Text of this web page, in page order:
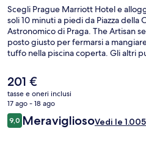
Scegli Prague Marriott Hotel e
soli 10 minuti a piedi da Piazza della
Astronomico di Praga. The Artisan
posto giusto per fermarsi a
tuffo nella piscina coperta. Gli altri
palestra. Le recensioni degli ospiti
struttura. La struttura è a pochi passi
Masarykovo Nádraží, mentre
si trova a 3 min a piedi.
Il
prezzo
attuale
è
201 €
201 €
tasse e oneri inclusi
17 ago - 18 ago
Recensioni
9,09,0 su 10
MeravigliosoVedi le